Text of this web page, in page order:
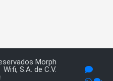
Morph
Wifi, S.A. de C.V.